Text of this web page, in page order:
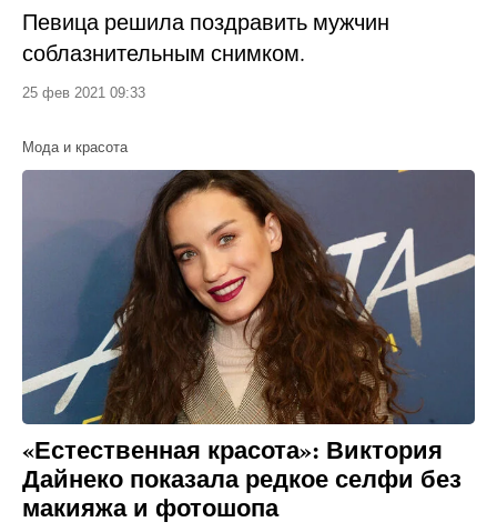
Певица решила поздравить мужчин
соблазнительным снимком.
25 фев 2021 09:33
Мода и красота
«Естественная красота»: Виктория
Дайнеко показала редкое селфи без
макияжа и фотошопа